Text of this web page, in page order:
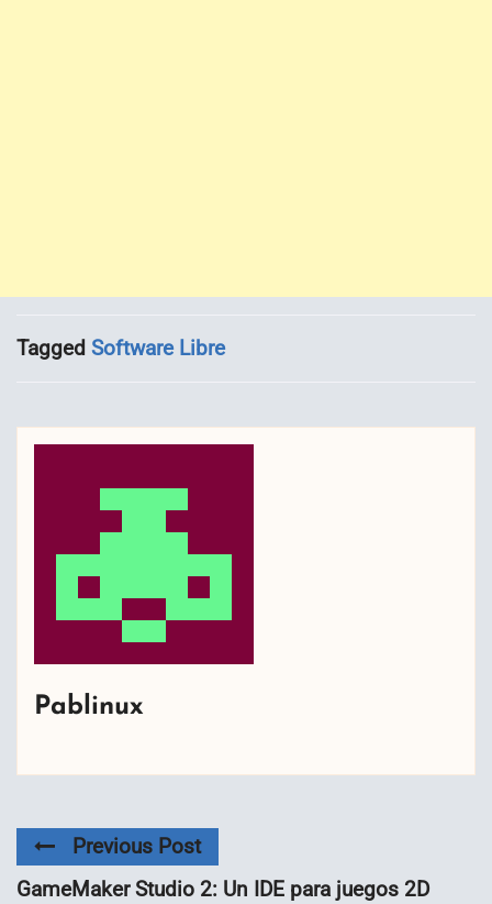
Tagged Software Libre
Pablinux
Previous Post
GameMaker Studio 2: Un IDE para juegos 2D